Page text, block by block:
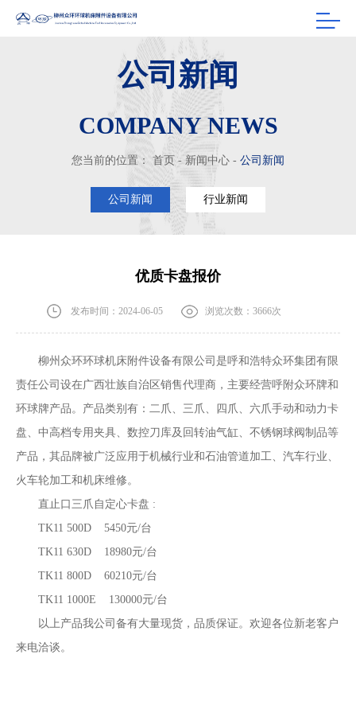
公司新闻
COMPANY NEWS
您当前的位置： 首页 - 新闻中心 - 公司新闻
公司新闻 行业新闻
优质卡盘报价
发布时间：2024-06-05 浏览次数：3666次
柳州众环环球机床附件设备有限公司是呼和浩特众环集团有限
责任公司设在广西壮族自治区销售代理商，主要经营呼附众环牌和
环球牌产品。产品类别有：二爪、三爪、四爪、六爪手动和动力卡
盘、中高档专用夹具、数控刀库及回转油气缸、不锈钢球阀制品等
产品，其品牌被广泛应用于机械行业和石油管道加工、汽车行业、
火车轮加工和机床维修。
直止口三爪自定心卡盘 :
TK11 500D 5450元/台
TK11 630D 18980元/台
TK11 800D 60210元/台
TK11 1000E 130000元/台
以上产品我公司备有大量现货，品质保证。欢迎各位新老客户
来电洽谈。